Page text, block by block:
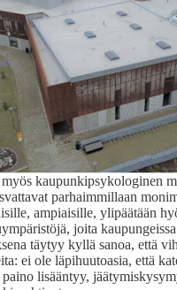
kaupunkipsykologinen
parhaimmillaan
ampiaisille, ylipäätään
joita
täytyy kyllä sanoa, että
ei ole läpihuutoasia, että
lisääntyy,